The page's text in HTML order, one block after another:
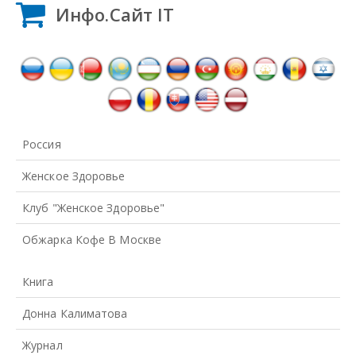
Инфо.Сайт IT
Россия
Женское Здоровье
Клуб "Женское Здоровье"
Обжарка Кофе В Москве
Книга
Донна Калиматова
Журнал